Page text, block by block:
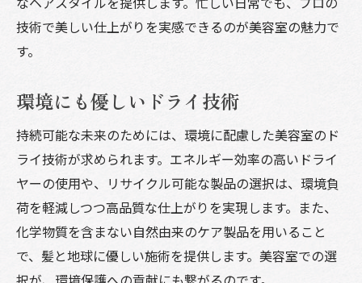
術とは
カラーリング後のダメージ対策
熱ダメージから髪を守る方法
トリートメントと併用したケア
プロフェッショナルならではのアプローチ
技術で美しい仕上がりを実感できるのが美容室の魅力で
す。
環境にも優しいドライ技術
持続可能な未来のためには、環境に配慮した美容室のド
ライ技術が求められます。エネルギー効率の高いドライ
ヤーの使用や、リサイクル可能な製品の選択は、環境負
荷を軽減しつつ高品質な仕上がりを実現します。また、
化学物質を含まない自然由来のケア製品を用いること
で、髪と地球に優しい施術を提供します。美容室での選